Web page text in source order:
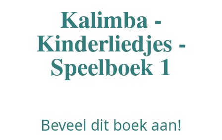
Kalimba -
Kinderliedjes -
Speelboek 1
Beveel dit boek aan!